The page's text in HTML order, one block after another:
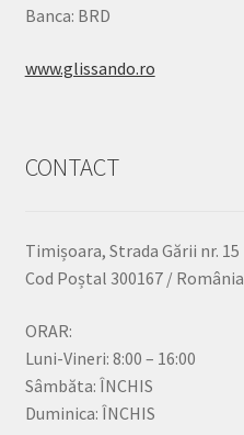
Banca: BRD
www.glissando.ro
CONTACT
Timișoara, Strada Gării nr. 15
Cod Poștal 300167 / România
ORAR:
Luni-Vineri: 8:00 – 16:00
Sâmbăta: ÎNCHIS
Duminica: ÎNCHIS